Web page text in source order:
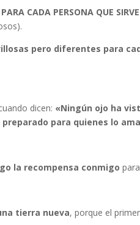
CADA PERSONA QUE
pero diferentes para
dicen: «Ningún ojo ha
para quienes lo
la recompensa conmigo
tierra nueva, porque el